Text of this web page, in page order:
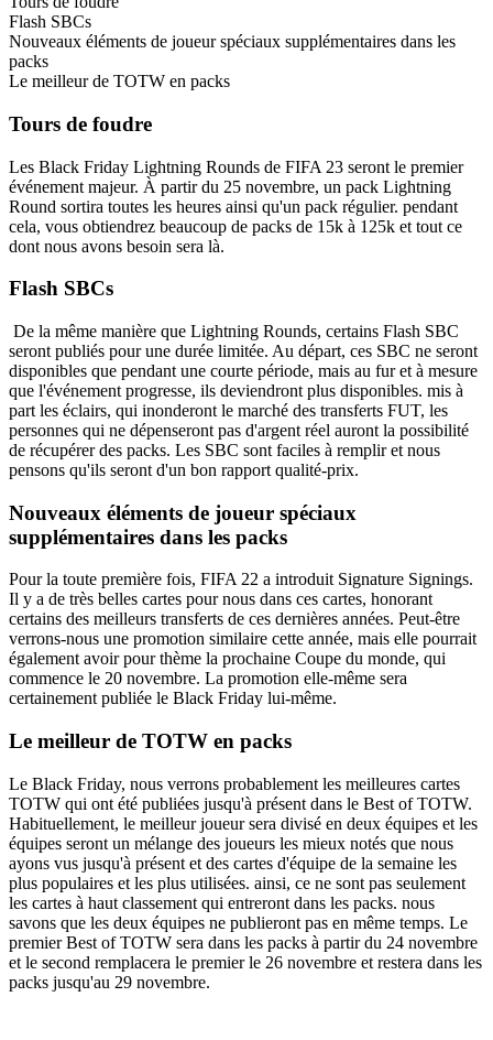
Flash SBCs
Nouveaux éléments de joueur spéciaux supplémentaires dans les
packs
Le meilleur de TOTW en packs
Tours de foudre
Les Black Friday Lightning Rounds de FIFA 23 seront le premier
événement majeur. À partir du 25 novembre, un pack Lightning
Round sortira toutes les heures ainsi qu'un pack régulier. pendant
cela, vous obtiendrez beaucoup de packs de 15k à 125k et tout ce
dont nous avons besoin sera là.
Flash SBCs
De la même manière que Lightning Rounds, certains Flash SBC
seront publiés pour une durée limitée. Au départ, ces SBC ne seront
disponibles que pendant une courte période, mais au fur et à mesure
que l'événement progresse, ils deviendront plus disponibles. mis à
part les éclairs, qui inonderont le marché des transferts FUT, les
personnes qui ne dépenseront pas d'argent réel auront la possibilité
de récupérer des packs. Les SBC sont faciles à remplir et nous
pensons qu'ils seront d'un bon rapport qualité-prix.
Nouveaux éléments de joueur spéciaux
supplémentaires dans les packs
Pour la toute première fois, FIFA 22 a introduit Signature Signings.
Il y a de très belles cartes pour nous dans ces cartes, honorant
certains des meilleurs transferts de ces dernières années. Peut-être
verrons-nous une promotion similaire cette année, mais elle pourrait
également avoir pour thème la prochaine Coupe du monde, qui
commence le 20 novembre. La promotion elle-même sera
certainement publiée le Black Friday lui-même.
Le meilleur de TOTW en packs
Le Black Friday, nous verrons probablement les meilleures cartes
TOTW qui ont été publiées jusqu'à présent dans le Best of TOTW.
Habituellement, le meilleur joueur sera divisé en deux équipes et les
équipes seront un mélange des joueurs les mieux notés que nous
ayons vus jusqu'à présent et des cartes d'équipe de la semaine les
plus populaires et les plus utilisées. ainsi, ce ne sont pas seulement
les cartes à haut classement qui entreront dans les packs. nous
savons que les deux équipes ne publieront pas en même temps. Le
premier Best of TOTW sera dans les packs à partir du 24 novembre
et le second remplacera le premier le 26 novembre et restera dans les
packs jusqu'au 29 novembre.